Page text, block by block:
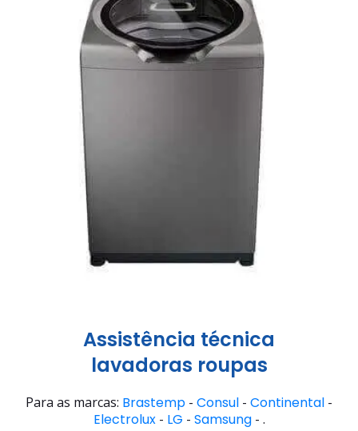
Assistência técnica
lavadoras roupas
Para as marcas: Brastemp - Consul - Continental -
Electrolux- LG - Samsung- .